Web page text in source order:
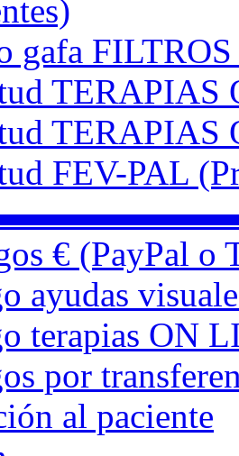
gafa
TERAPIAS
TERAPIAS
FEV-PAL
€ (PayPal o
ayudas
terapias ON
por
al paciente